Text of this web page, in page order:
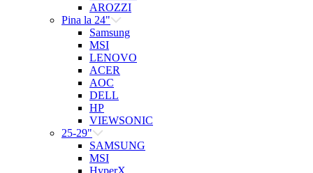
AROZZI
Pina la 24"
Samsung
MSI
LENOVO
ACER
AOC
DELL
HP
VIEWSONIC
25-29"
SAMSUNG
MSI
HyperX